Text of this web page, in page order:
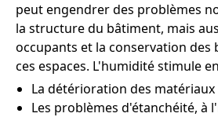
peut engendrer des problèmes
la structure du bâtiment, mais
occupants et la conservation des
ces espaces. L'humidité stimule
La détérioration des
Les problèmes d'étanchéité, à